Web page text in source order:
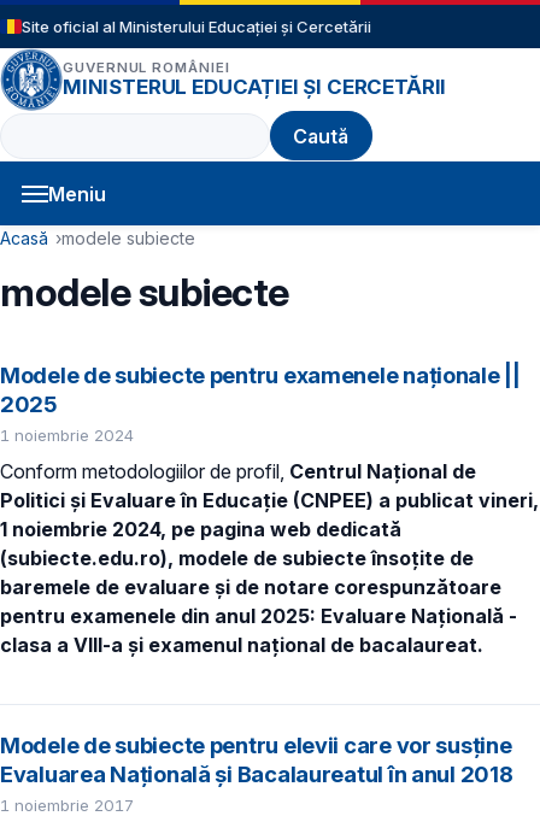
Sari la conținutul principal
Site oficial al Ministerului Educației și Cercetării
GUVERNUL ROMÂNIEI
MINISTERUL EDUCAȚIEI ȘI CERCETĂRII
Caută
Meniu
Navigație principală
Cale de navigare
Acasă modele subiecte
modele subiecte
Modele de subiecte pentru examenele naționale ||
2025
1 noiembrie 2024
Conform metodologiilor de profil, Centrul Național de
Politici și Evaluare în Educație (CNPEE) a publicat vineri,
1 noiembrie 2024, pe pagina web dedicată
(subiecte.edu.ro), modele de subiecte însoțite de
baremele de evaluare și de notare corespunzătoare
pentru examenele din anul 2025: Evaluare Națională -
clasa a VIII-a și examenul național de bacalaureat.
Modele de subiecte pentru elevii care vor susține
Evaluarea Națională și Bacalaureatul în anul 2018
1 noiembrie 2017